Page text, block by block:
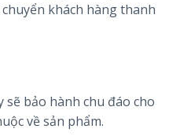
khách hàng thanh
sẽ bảo hành chu đáo cho
về sản phẩm.